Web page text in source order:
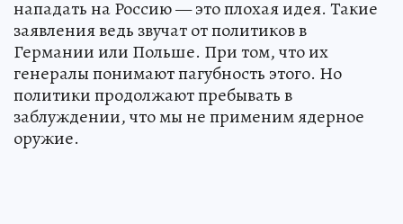
нападать на Россию — это плохая идея. Такие
заявления ведь звучат от политиков в
Германии или Польше. При том, что их
генералы понимают пагубность этого. Но
политики продолжают пребывать в
заблуждении, что мы не применим ядерное
оружие.